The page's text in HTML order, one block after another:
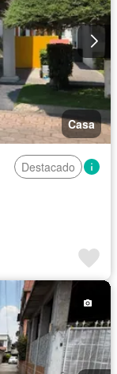
Casa
Destacado